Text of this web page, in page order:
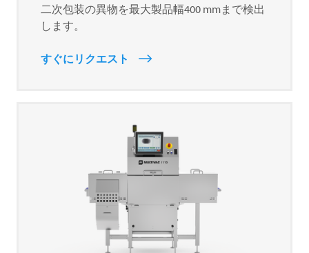
二次包装の異物を最大製品幅400 mmまで検出
します。
すぐにリクエスト